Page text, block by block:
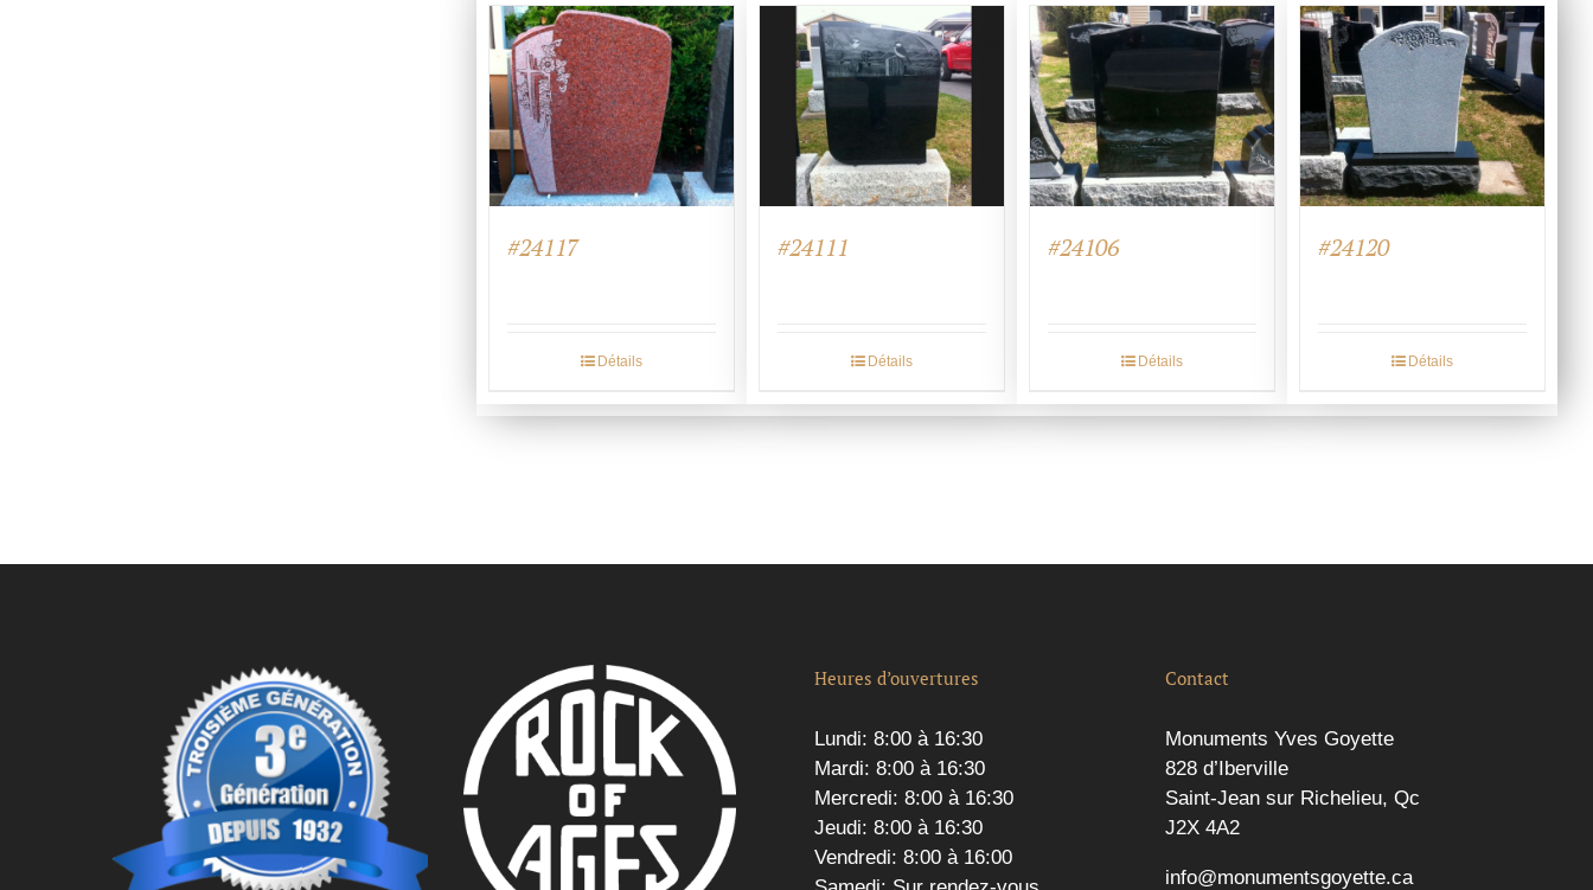
#24117
Détails
#24111
Détails
#24106
Détails
#24120
Détails
Heures d’ouvertures
Lundi: 8:00 à 16:30
Mardi: 8:00 à 16:30
Mercredi: 8:00 à 16:30
Jeudi: 8:00 à 16:30
Vendredi: 8:00 à 16:00
Contact
Monuments Yves Goyette
828 d’Iberville
Saint-Jean sur Richelieu, Qc
J2X 4A2
info@monumentsgoyette.ca